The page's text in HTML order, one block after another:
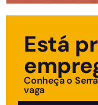
Está
Conheça o
vaga